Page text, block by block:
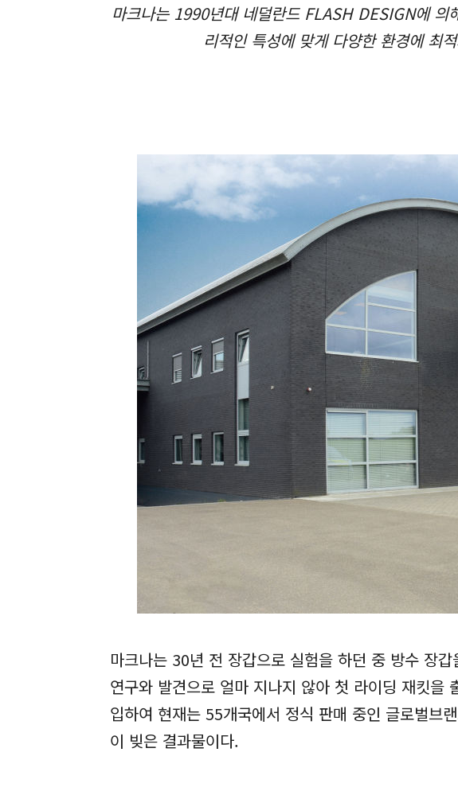
마크나는 1990년대 네덜란드 FLASH DESIGN에 의
리적인 특성에 맞게 다양한 환경에 최
마크나는 30년 전 장갑으로 실험을 하던 중 방수 장
연구와 발견으로 얼마 지나지 않아 첫 라이딩 재킷
입하여 현재는 55개국에서 정식 판매 중인 글로벌브
이 빚은 결과물이다.